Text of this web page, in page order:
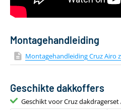
Montagehandleiding
Montagehandleiding Cruz Airo
Geschikte dakkoffers
Geschikt voor Cruz dakdragerset